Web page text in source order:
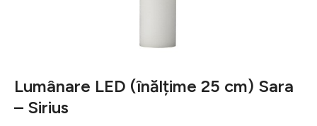
Lumânare LED (înălțime 25 cm) Sara
– Sirius